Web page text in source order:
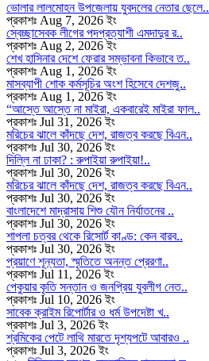
ভোলার লালমোহন উপজেলায় যুবদলের নেতার ছেলে..
প্রকাশঃ Aug 7, 2026 ইং
স্বেচ্ছাসেবক লীগের পদপ্রত্যাশী এমদাদুর র..
প্রকাশঃ Aug 2, 2026 ইং
শেখ হাসিনার দেশে ফেরার সম্ভাবনা কিভাবে ত..
প্রকাশঃ Aug 1, 2026 ইং
মাসব্যাপী শোক কর্মসূচির অংশ হিসেবে দেশজু..
প্রকাশঃ Aug 1, 2026 ইং
“আস্তে আস্তে না মাইরা, একবারেই মাইরা ফাল..
প্রকাশঃ Jul 31, 2026 ইং
মরিচের ঝালে কাঁদছে দেশ, রাজত্ব করছে বিএন..
প্রকাশঃ Jul 30, 2026 ইং
দিল্লি না ঢাকা? : রুপাইয়া রুপাইয়া!..
প্রকাশঃ Jul 30, 2026 ইং
মরিচের ঝালে কাঁদছে দেশ, রাজত্ব করছে বিএন..
প্রকাশঃ Jul 30, 2026 ইং
বাংলাদেশে মাদ্রাসায় শিশু যৌন নির্যাতনের ..
প্রকাশঃ Jul 30, 2026 ইং
শাপলা চত্বর থেকে রিসোর্ট কাণ্ড: কেন বারব..
প্রকাশঃ Jul 30, 2026 ইং
প্রয়াণে শূন্যতা, স্মৃতিতে অনন্ত প্রেরণা..
প্রকাশঃ Jul 11, 2026 ইং
পেকুয়ার কৃতি সন্তান ও জনপ্রিয় যুবলীগ নেত..
প্রকাশঃ Jul 10, 2026 ইং
সাবেক ক্রাইম রিপোর্টার ও ধর্ম উপদেষ্টা খ..
প্রকাশঃ Jul 3, 2026 ইং
শ্রমিকের পেটে লাথি মারতে দৃশ্যপটে আবারও ..
প্রকাশঃ Jul 3, 2026 ইং